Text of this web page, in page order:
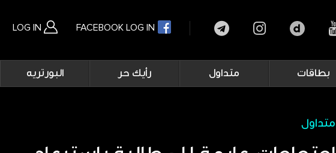
LOG IN FACEBOOK LOG IN
Main
navigation
بطاقات متداول رأيك حر البورتريه
متداول